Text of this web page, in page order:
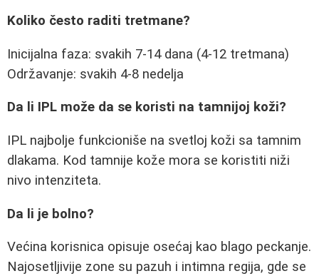
Koliko često raditi tretmane?
Inicijalna faza: svakih 7-14 dana (4-12 tretmana)
Održavanje: svakih 4-8 nedelja
Da li IPL može da se koristi na tamnijoj koži?
IPL najbolje funkcioniše na svetloj koži sa tamnim
dlakama. Kod tamnije kože mora se koristiti niži
nivo intenziteta.
Da li je bolno?
Većina korisnica opisuje osećaj kao blago peckanje.
Najosetljivije zone su pazuh i intimna regija, gde se